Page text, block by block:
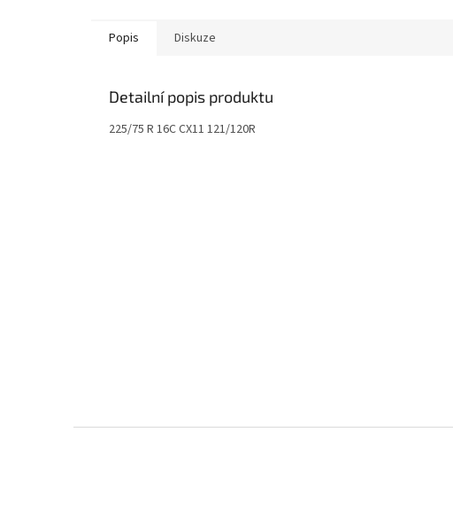
Popis Diskuze
Detailní popis produktu
225/75 R 16C CX11 121/120R